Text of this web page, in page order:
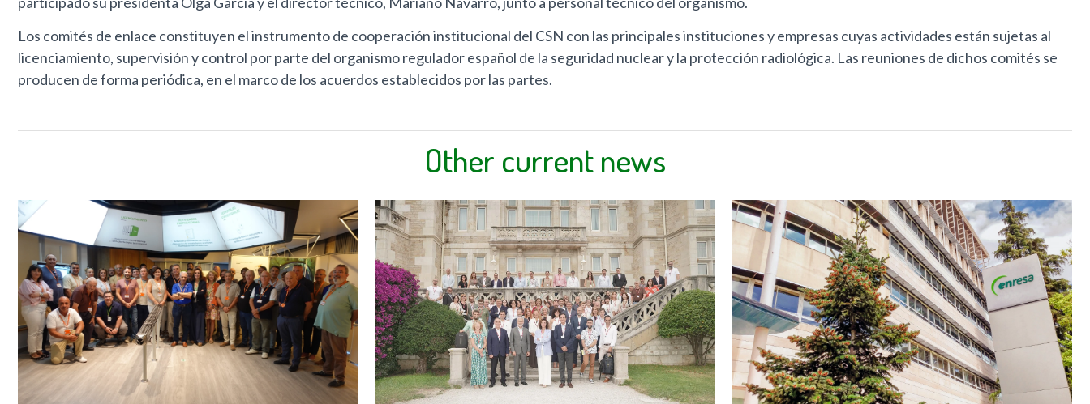
Los comités de enlace constituyen el instrumento de cooperación institucional del CSN con las principales instituciones y empresas cuyas actividades están sujetas al
licenciamiento, supervisión y control por parte del organismo regulador español de la seguridad nuclear y la protección radiológica. Las reuniones de dichos comités se
producen de forma periódica, en el marco de los acuerdos establecidos por las partes.
Other current news